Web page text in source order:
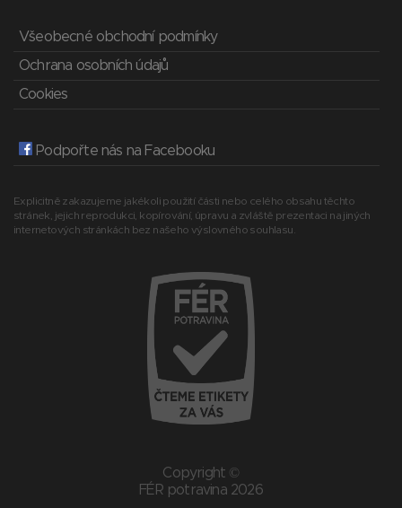
Všeobecné obchodní podmínky
Ochrana osobních údajů
Cookies
Podpořte nás na Facebooku
Explicitně zakazujeme jakékoli použití části nebo celého obsahu těchto
stránek, jejich reprodukci, kopírování, úpravu a zvláště prezentaci na jiných
internetových stránkách bez našeho výslovného souhlasu.
Copyright ©
FÉR potravina 2026